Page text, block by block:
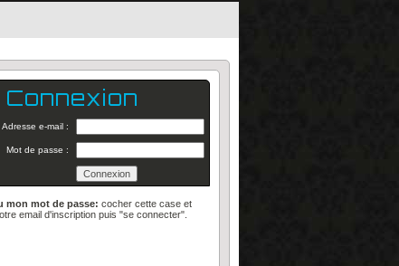
Connexion
Adresse e-mail :
Mot de passe :
mon mot de passe: cocher cette case et
email d'inscription puis "se connecter".